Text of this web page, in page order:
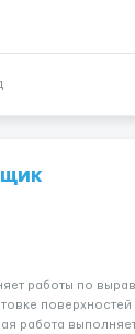
работы по
работа